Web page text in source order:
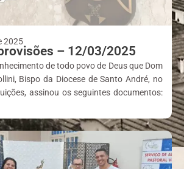
2025
– 12/03/2025
de todo povo de Deus que Dom
Bispo da Diocese de Santo André, no
assinou os seguintes documentos: